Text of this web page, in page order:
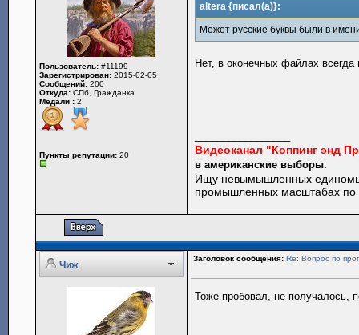
Пользователь: #11199
Зарегистрирован: 2015-02-05
Сообщений: 200
Откуда: СПб, Гражданка
Медали : 2
Пункты репутации: 20
altera {писал(а)}:
Может русские буквы были в
Нет, в оконечных файлах всегда
Видеоканал "Коппинг энд
в американские выборы.
Ищу невымышленных
промышленных масштабах по
Чиж
Заголовок сообщения: Re: Вопрос по
Тоже пробовал, не получалось,